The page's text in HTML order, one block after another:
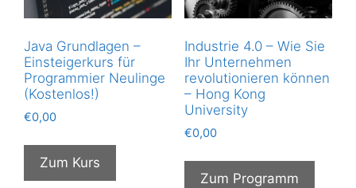
Java Grundlagen –
Einsteigerkurs für
Programmier Neulinge
(Kostenlos!)
€0,00
Zum Kurs
Industrie 4.0 – Wie Sie
Ihr Unternehmen
revolutionieren können
– Hong Kong
University
€0,00
Zum Programm